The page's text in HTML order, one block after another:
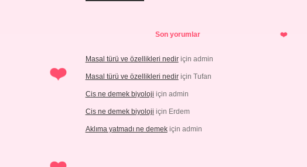
Son yorumlar
Masal türü ve özellikleri nediriçin admin
Masal türü ve özellikleri nediriçin Tufan
Cis ne demek biyoloji için admin
Cis ne demek biyoloji için Erdem
Aklıma yatmadı ne demekiçin admin